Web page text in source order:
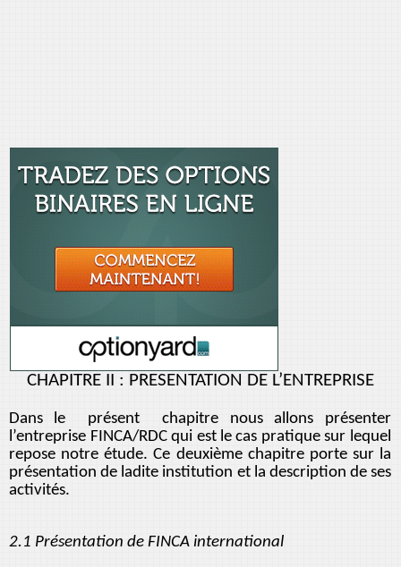
CHAPITRE II : PRESENTATION DE L’ENTREPRISE
Dans le présent chapitre nous allons présenter
l’entreprise FINCA/RDC qui est le cas pratique sur lequel
repose notre étude. Ce deuxième chapitre porte sur la
présentation de ladite institution et la description de ses
activités.
2.1 Présentation de FINCA international